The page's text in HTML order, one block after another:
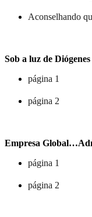
Aconselhando
Sob a luz de Diógenes
página 1
página 2
Empresa
página 1
página 2